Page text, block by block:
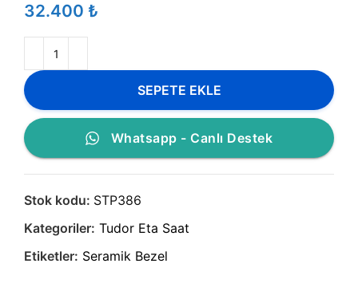
₺
SEPETE EKLE
Whatsapp - Canlı Destek
Stok kodu: STP386
Kategoriler: Tudor Eta Saat
Etiketler: Seramik Bezel